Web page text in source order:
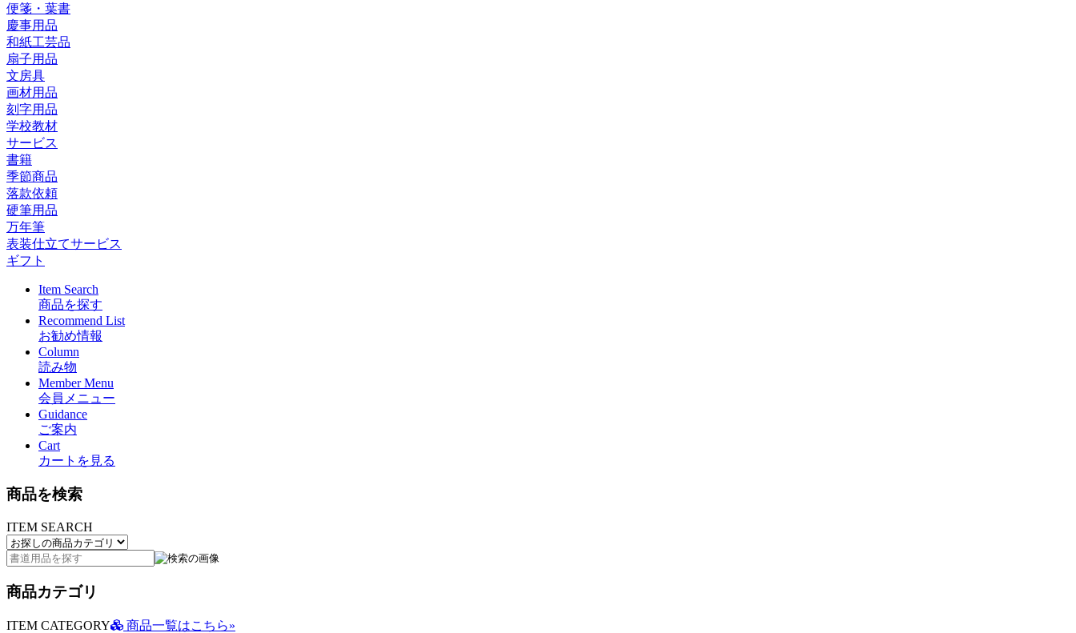
便箋・葉書
慶事用品
和紙工芸品
扇子用品
文房具
画材用品
刻字用品
学校教材
サービス
書籍
季節商品
落款依頼
硬筆用品
万年筆
表装仕立てサービス
ギフト
Item Search
商品を探す
Recommend List
お勧め情報
Column
読み物
Member Menu
会員メニュー
Guidance
ご案内
Cart
カートを見る
商品を検索
ITEM SEARCH
商品カテゴリ
ITEM CATEGORY
商品一覧はこちら»